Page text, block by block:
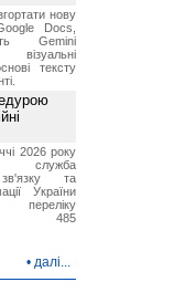
нову
Docs,
Gemini
тексту
2026 року
служба
зв'язку та
України
485
• далі...